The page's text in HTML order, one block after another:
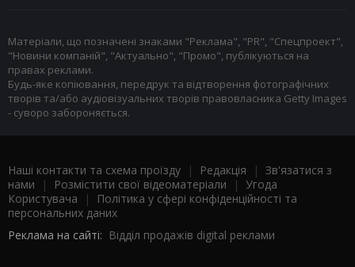
Матеріали, що позначені знаками "Реклама", "PR", "Спецпроект",
"Новини компаній", "Актуально", "Промо", публікуються на
правах реклами.
Будь-яке копіювання, передрук та відтворення фотографічних
творів та/або аудіовізуальних творів правовласника Getty Images
- суворо забороняється.
Наші контакти та схема проїзду | Редакція | Зв'язатися з
нами | Розмістити свої відеоматеріали | Угода
Користувача |
Політика у сфері конфіденційності та
персональних даних
Реклама на сайті: Відділ продажів digital реклами